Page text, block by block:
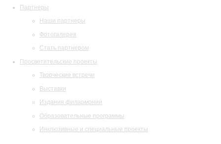
Партнеры
Наши партнеры
Фотогалерея
Стать партнером
Просветительские проекты
Творческие встречи
Выставки
Издания филармонии
Образовательные программы
Инклюзивные и специальные проекты